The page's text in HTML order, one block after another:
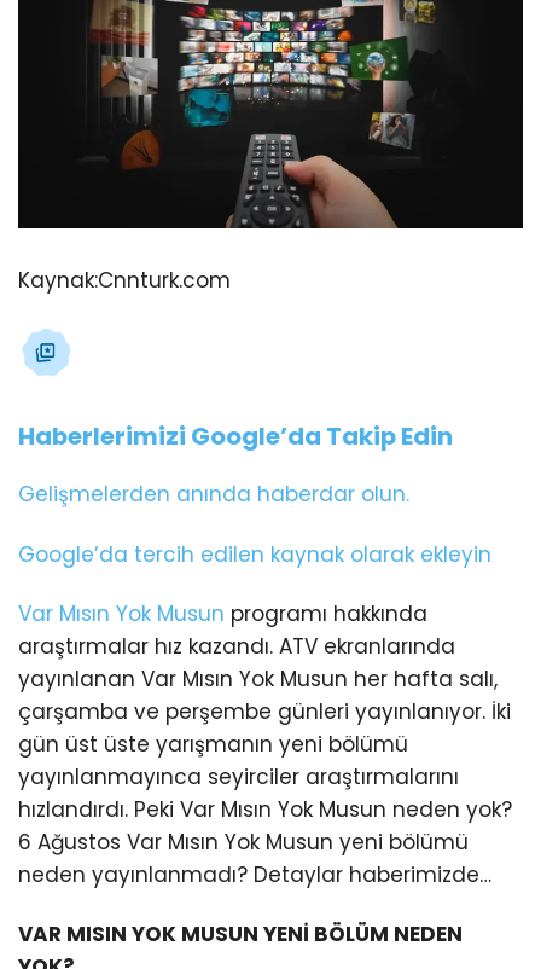
Kaynak:Cnnturk.com
Haberlerimizi Google’da Takip Edin
Gelişmelerden anında haberdar olun.
Google’da tercih edilen kaynak olarak ekleyin
Var Mısın Yok Musun programı hakkında
araştırmalar hız kazandı. ATV ekranlarında
yayınlanan Var Mısın Yok Musun her hafta salı,
çarşamba ve perşembe günleri yayınlanıyor. İki
gün üst üste yarışmanın yeni bölümü
yayınlanmayınca seyirciler araştırmalarını
hızlandırdı. Peki Var Mısın Yok Musun neden yok?
6 Ağustos Var Mısın Yok Musun yeni bölümü
neden yayınlanmadı? Detaylar haberimizde…
VAR MISIN YOK MUSUN YENİ BÖLÜM NEDEN